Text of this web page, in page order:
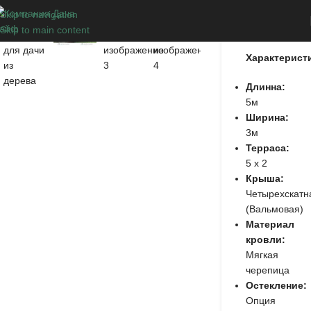
Skip to navigation
Skip to main content
Длинна:
5м
Ширина:
3м
Терраса:
5 х 2
Крыша:
(Вальмовая)
Материал
кровли:
Мягкая
черепица
Остекление:
Опция